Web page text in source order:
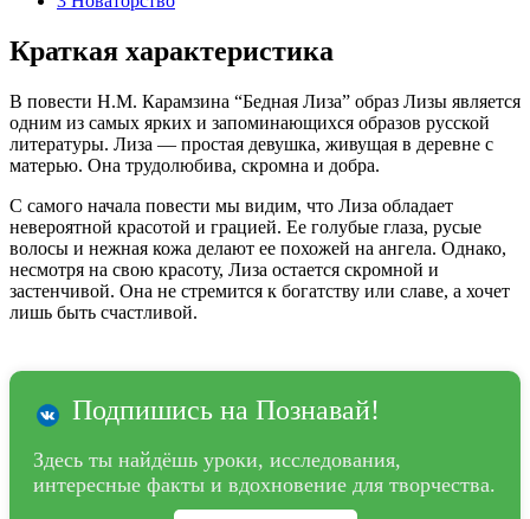
Краткая характеристика
В повести Н.М. Карамзина “Бедная Лиза” образ Лизы является
одним из самых ярких и запоминающихся образов русской
литературы. Лиза — простая девушка, живущая в деревне с
матерью. Она трудолюбива, скромна и добра.
С самого начала повести мы видим, что Лиза обладает
невероятной красотой и грацией. Ее голубые глаза, русые
волосы и нежная кожа делают ее похожей на ангела. Однако,
несмотря на свою красоту, Лиза остается скромной и
застенчивой. Она не стремится к богатству или славе, а хочет
лишь быть счастливой.
Подпишись на Познавай!
Здесь ты найдёшь уроки, исследования,
интересные факты и вдохновение для творчества.